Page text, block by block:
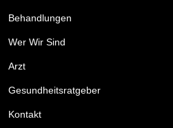
Behandlungen
Wer Wir Sind
Arzt
Gesundheitsratgeber
Kontakt